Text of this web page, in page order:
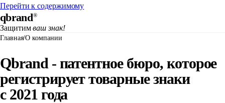
Перейти к содержимому
qbrand®
Защитимваш знак!
Главная/О компании
Qbrand - патентное бюро, которое
регистрирует товарные знаки
с 2021 года